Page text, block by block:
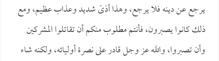
يرجع عن دينه فلا يرجع، وهذا أذىً شديد وعذاب عظيم، ومع
ذلك كانوا يصبرون، فأنتم مطلوب منكم أن تقاتلوا المشركين
وأن تصبروا، والله عز وجل قادر على نصرة أوليائه، ولكنه شاء